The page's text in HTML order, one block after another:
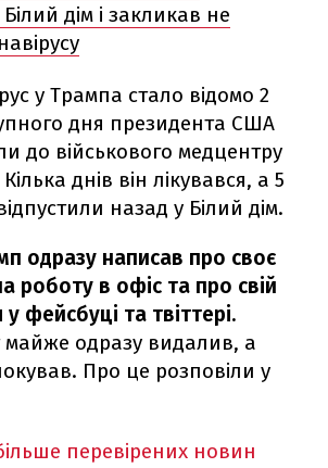
дім і закликав не
у Трампа стало відомо 2
дня президента США
до військового медцентру
днів він лікувався, а 5
назад у Білий дім.
одразу написав про своє
роботу в офіс та про свій
фейсбуці та твіттері.
майже одразу видалив, а
Про це розповіли у
перевірених новин